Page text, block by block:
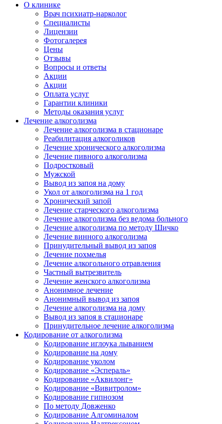
О клинике
Врач психиатр-нарколог
Специалисты
Лицензии
Фотогалерея
Цены
Отзывы
Вопросы и ответы
Акции
Акции
Оплата услуг
Гарантии клиники
Методы оказания услуг
Лечение алкоголизма
Лечение алкоголизма в стационаре
Реабилитация алкоголиков
Лечение хронического алкоголизма
Лечение пивного алкоголизма
Подростковый
Мужской
Вывод из запоя на дому
Укол от алкоголизма на 1 год
Хронический запой
Лечение старческого алкоголизма
Лечение алкоголизма без ведома больного
Лечение алкоголизма по методу Шичко
Лечение винного алкоголизма
Принудительный вывод из запоя
Лечение похмелья
Лечение алкогольного отравления
Частный вытрезвитель
Лечение женского алкоголизма
Анонимное лечение
Анонимный вывод из запоя
Лечение алкоголизма на дому
Вывод из запоя в стационаре
Принудительное лечение алкоголизма
Кодирование от алкоголизма
Кодирование иглоука лыванием
Кодирование на дому
Кодирование уколом
Кодирование «Эспераль»
Кодирование «Аквилонг»
Кодирование «Вивитролом»
Кодирование гипнозом
По методу Довженко
Кодирование Алгоминалом